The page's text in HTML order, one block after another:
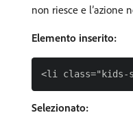
non riesce e l’azione
Elemento inserito:
Selezionato: